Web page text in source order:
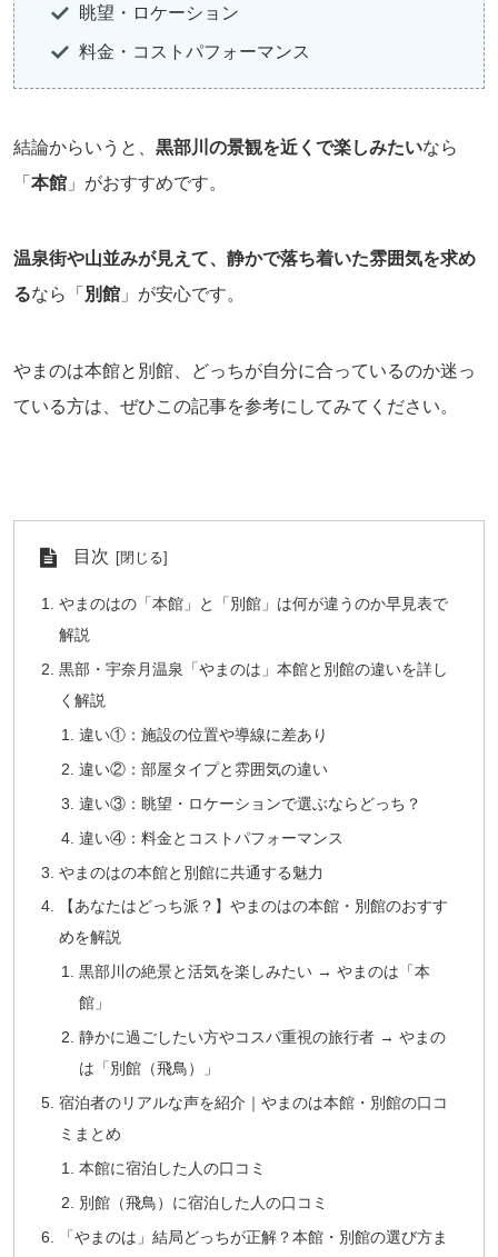
眺望・ロケーション
料金・コストパフォーマンス
結論からいうと、 黒部川の景観を近くで楽しみたいなら
「 本館 」がおすすめです。
温泉街や山並みが見えて、静かで落ち着いた雰囲気を求め
るなら「 別館 」が安心です。
やまのは本館と別館、どっちが自分に合っているのか迷っ
ている方は、ぜひこの記事を参考にしてみてください。
目次
やまのはの「本館」と「別館」は何が違うのか早見表で
解説
黒部・宇奈月温泉「やまのは」本館と別館の違いを詳し
く解説
違い①：施設の位置や導線に差あり
違い②：部屋タイプと雰囲気の違い
違い③：眺望・ロケーションで選ぶならどっち？
違い④：料金とコストパフォーマンス
やまのはの本館と別館に共通する魅力
【あなたはどっち派？】やまのはの本館・別館のおすす
めを解説
黒部川の絶景と活気を楽しみたい → やまのは「本
館」
静かに過ごしたい方やコスパ重視の旅行者 → やまの
は「別館（飛鳥）」
宿泊者のリアルな声を紹介｜やまのは本館・別館の口コ
ミまとめ
本館に宿泊した人の口コミ
別館（飛鳥）に宿泊した人の口コミ
「やまのは」結局どっちが正解？本館・別館の選び方ま